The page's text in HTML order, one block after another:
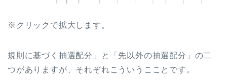
※クリックで拡大します。
規則に基づく抽選配分」と「先以外の抽選配分」の二
つがありますが、それぞれこういうこことです。